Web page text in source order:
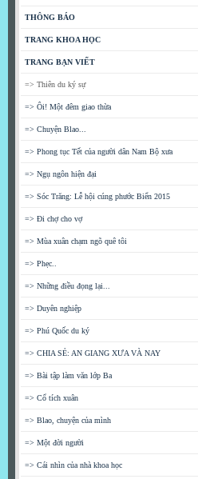
THÔNG BÁO
TRANG KHOA HỌC
TRANG BẠN VIẾT
=> Thiên du ký sự
=> Ôi! Một đêm giao thừa
=> Chuyện Blao...
=> Phong tục Tết của người dân Nam Bộ xưa
=> Ngụ ngôn hiện đại
=> Sóc Trăng: Lễ hội cúng phước Biển 2015
=> Đi chợ cho vợ
=> Mùa xuân chạm ngõ quê tôi
=> Phẹc..
=> Những điều đọng lại...
=> Duyên nghiệp
=> Phú Quốc du ký
=> CHIA SẺ: AN GIANG XƯA VÀ NAY
=> Bài tập làm văn lớp Ba
=> Cổ tích xuân
=> Blao, chuyện của mình
=> Một đời người
=> Cái nhìn của nhà khoa học